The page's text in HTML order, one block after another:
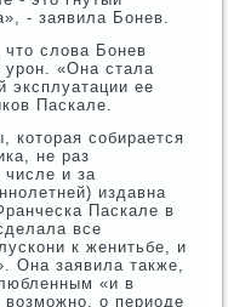
- заявила Бонев.
слова Бонев
урон. «Она стала
эксплуатации ее
Паскале.
собирается
не раз
числе и за
издавна
Паскале в
все
к женитьбе, и
Она заявила также,
«и в
возможно, о периоде